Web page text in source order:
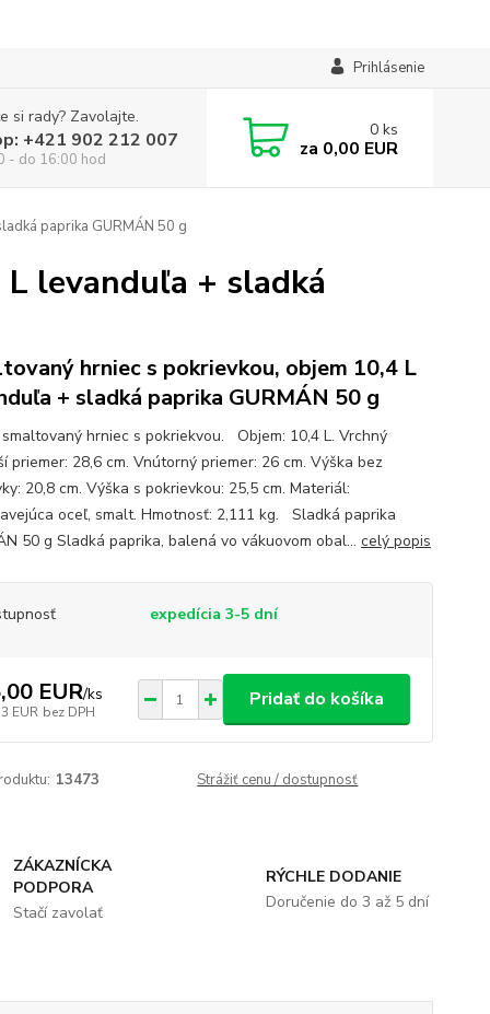
Prihlásenie
si rady? Zavolajte.
+421 902 212 007
- do 16:00 hod
0 ks
za 0,00 EUR
paprika GURMÁN 50 g
levanduľa + sladká
hrniec s pokrievkou, objem 10,4 L
+ sladká paprika GURMÁN 50 g
hrniec s pokriekvou. Objem: 10,4 L. Vrchný
priemer: 28,6 cm. Vnútorný priemer: 26 cm. Výška bez
20,8 cm. Výška s pokrievkou: 25,5 cm. Materiál:
oceľ, smalt. Hmotnosť: 2,111 kg. Sladká paprika
50 g Sladká paprika, balená vo vákuovom obal... celý popis
expedícia 3-5 dní
EUR/ks
EUR bez DPH
Pridať do košíka
13473 Strážiť cenu / dostupnosť
ZÁKAZNÍCKA
PODPORA
Stačí zavolať
RÝCHLE DODANIE
Doručenie do 3 až 5 dní